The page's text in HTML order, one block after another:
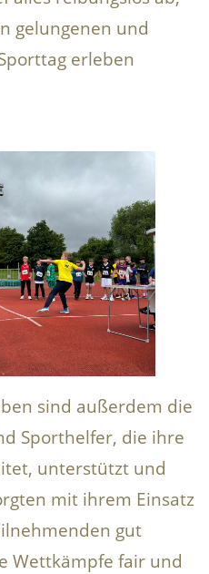
gelungenen und
erleben
sind außerdem die
Sporthelfer, die ihre
unterstützt und
mit ihrem Einsatz
gut
Wettkämpfe fair und